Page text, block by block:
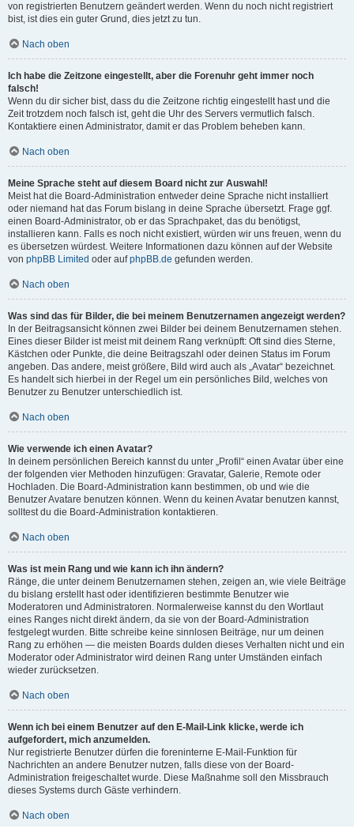
von registrierten Benutzern geändert werden. Wenn du noch nicht registriert
bist, ist dies ein guter Grund, dies jetzt zu tun.
Nach oben
Ich habe die Zeitzone eingestellt, aber die Forenuhr geht immer noch
falsch!
Wenn du dir sicher bist, dass du die Zeitzone richtig eingestellt hast und die
Zeit trotzdem noch falsch ist, geht die Uhr des Servers vermutlich falsch.
Kontaktiere einen Administrator, damit er das Problem beheben kann.
Nach oben
Meine Sprache steht auf diesem Board nicht zur Auswahl!
Meist hat die Board-Administration entweder deine Sprache nicht installiert
oder niemand hat das Forum bislang in deine Sprache übersetzt. Frage ggf.
einen Board-Administrator, ob er das Sprachpaket, das du benötigst,
installieren kann. Falls es noch nicht existiert, würden wir uns freuen, wenn du
es übersetzen würdest. Weitere Informationen dazu können auf der Website
von phpBB Limited oder aufphpBB.de gefunden werden.
Nach oben
Was sind das für Bilder, die bei meinem Benutzernamen angezeigt werden?
In der Beitragsansicht können zwei Bilder bei deinem Benutzernamen stehen.
Eines dieser Bilder ist meist mit deinem Rang verknüpft: Oft sind dies Sterne,
Kästchen oder Punkte, die deine Beitragszahl oder deinen Status im Forum
angeben. Das andere, meist größere, Bild wird auch als „Avatar“ bezeichnet.
Es handelt sich hierbei in der Regel um ein persönliches Bild, welches von
Benutzer zu Benutzer unterschiedlich ist.
Nach oben
Wie verwende ich einen Avatar?
In deinem persönlichen Bereich kannst du unter „Profil“ einen Avatar über eine
der folgenden vier Methoden hinzufügen: Gravatar, Galerie, Remote oder
Hochladen. Die Board-Administration kann bestimmen, ob und wie die
Benutzer Avatare benutzen können. Wenn du keinen Avatar benutzen kannst,
solltest du die Board-Administration kontaktieren.
Nach oben
Was ist mein Rang und wie kann ich ihn ändern?
Ränge, die unter deinem Benutzernamen stehen, zeigen an, wie viele Beiträge
du bislang erstellt hast oder identifizieren bestimmte Benutzer wie
Moderatoren und Administratoren. Normalerweise kannst du den Wortlaut
eines Ranges nicht direkt ändern, da sie von der Board-Administration
festgelegt wurden. Bitte schreibe keine sinnlosen Beiträge, nur um deinen
Rang zu erhöhen — die meisten Boards dulden dieses Verhalten nicht und ein
Moderator oder Administrator wird deinen Rang unter Umständen einfach
wieder zurücksetzen.
Nach oben
Wenn ich bei einem Benutzer auf den E-Mail-Link klicke, werde ich
aufgefordert, mich anzumelden.
Nur registrierte Benutzer dürfen die foreninterne E-Mail-Funktion für
Nachrichten an andere Benutzer nutzen, falls diese von der Board-
Administration freigeschaltet wurde. Diese Maßnahme soll den Missbrauch
dieses Systems durch Gäste verhindern.
Nach oben